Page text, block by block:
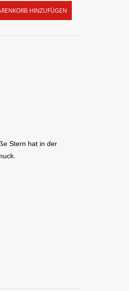
HINZUFÜGEN
Stern hat in der